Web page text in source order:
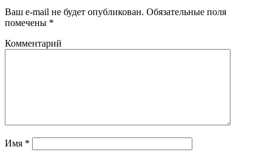
Ваш e-mail не будет опубликован. Обязательные поля
помечены *
Комментарий
Имя *